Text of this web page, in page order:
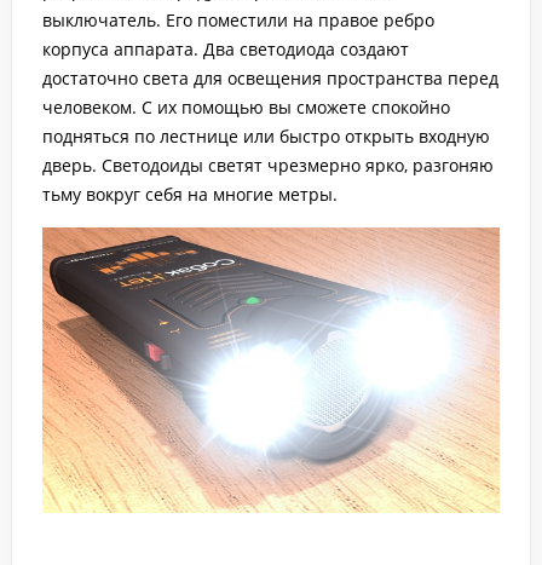
выключатель. Его поместили на правое ребро
корпуса аппарата. Два светодиода создают
достаточно света для освещения пространства перед
человеком. С их помощью вы сможете спокойно
подняться по лестнице или быстро открыть входную
дверь. Светодоиды светят чрезмерно ярко, разгоняю
тьму вокруг себя на многие метры.